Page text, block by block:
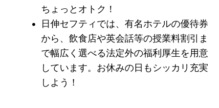
ちょっとオトク！
日伸セフティでは、有名ホテルの優待券
から、飲食店や英会話等の授業料割引ま
で幅広く選べる法定外の福利厚生を用意
しています。お休みの日もシッカリ充実
しよう！